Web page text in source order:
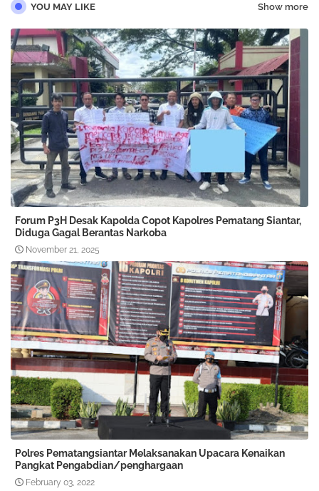
YOU MAY LIKE Show more
Forum P3H Desak Kapolda Copot Kapolres Pematang Siantar,
Diduga Gagal Berantas Narkoba
November 21, 2025
Polres Pematangsiantar Melaksanakan Upacara Kenaikan
Pangkat Pengabdian/penghargaan
February 03, 2022